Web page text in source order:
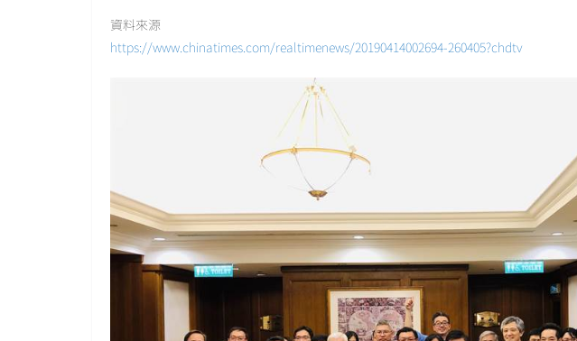
資料來源
https://www.chinatimes.com/realtimenews/20190414002694-260405?chdtv